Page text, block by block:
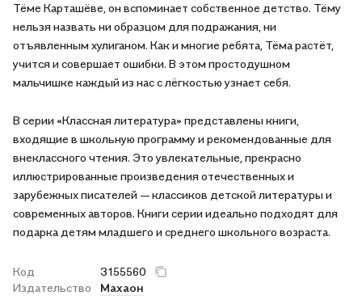
Тёме Карташёве, он вспоминает собственное детство. Тёму
нельзя назвать ни образцом для подражания, ни
отъявленным хулиганом. Как и многие ребята, Тёма растёт,
учится и совершает ошибки. В этом простодушном
мальчишке каждый из нас с лёгкостью узнает себя.
В серии «Классная литература» представлены книги,
входящие в школьную программу и рекомендованные для
внеклассного чтения. Это увлекательные, прекрасно
иллюстрированные произведения отечественных и
зарубежных писателей — классиков детской литературы и
современных авторов. Книги серии идеально подходят для
подарка детям младшего и среднего школьного возраста.
Код
3155560
Издательство
Махаон